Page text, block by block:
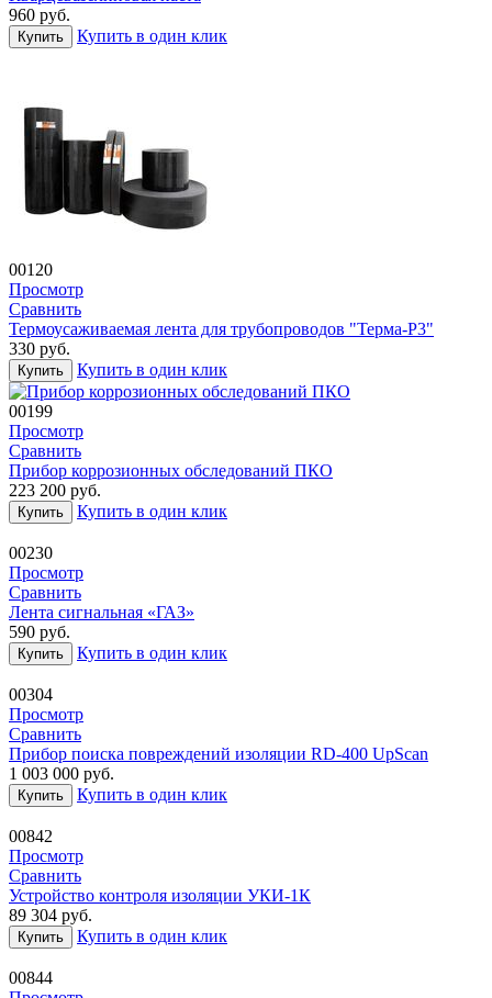
960 руб.
Купить Купить в один клик
00120
Просмотр
Сравнить
Термоусаживаемая лента для трубопроводов "Терма-Р3"
330 руб.
Купить Купить в один клик
00199
Просмотр
Сравнить
Прибор коррозионных обследований ПКО
223 200 руб.
Купить Купить в один клик
00230
Просмотр
Сравнить
Лента сигнальная «ГАЗ»
590 руб.
Купить Купить в один клик
00304
Просмотр
Сравнить
Прибор поиска повреждений изоляции RD-400 UpScan
1 003 000 руб.
Купить Купить в один клик
00842
Просмотр
Сравнить
Устройство контроля изоляции УКИ-1К
89 304 руб.
Купить Купить в один клик
00844